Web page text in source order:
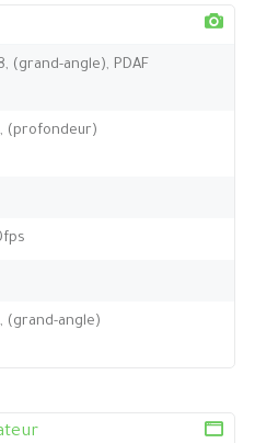
(grand-angle), PDAF
(profondeur)
(grand-angle)